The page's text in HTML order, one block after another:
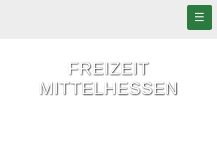
FREIZEIT
MITTELHESSEN
☰